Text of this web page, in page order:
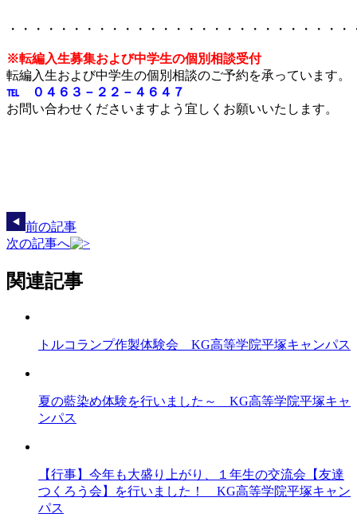
・・・・・・・・・・・・・・・・・・・・・・・・・・
※転編入生募集および中学生の個別相談受付
転編入生および中学生の個別相談のご予約を承っています。
℡ ０４６３－２２－４６４７
お問い合わせくださいますよう宜しくお願いいたします。
前の記事
次の記事へ
関連記事
トルコランプ作製体験会 KG高等学院平塚キャンパス
夏の藍染め体験を行いました～ KG高等学院平塚キャ
ンパス
【行事】今年も大盛り上がり、１年生の交流会【友達
つくろう会】を行いました！ KG高等学院平塚キャン
パス